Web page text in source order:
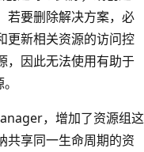
若要删除解决方案，必
更新相关资源的访问控
，因此无法使用有助于
，增加了资源组这
共享同一生命周期的资